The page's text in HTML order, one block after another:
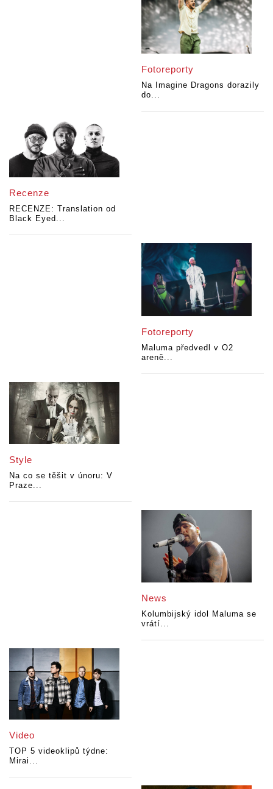
Fotoreporty
Na Imagine Dragons dorazily
do...
Recenze
RECENZE: Translation od
Black Eyed...
Fotoreporty
Maluma předvedl v O2
areně...
Style
Na co se těšit v únoru: V
Praze...
News
Kolumbijský idol Maluma se
vrátí...
Video
TOP 5 videoklipů týdne:
Mirai...